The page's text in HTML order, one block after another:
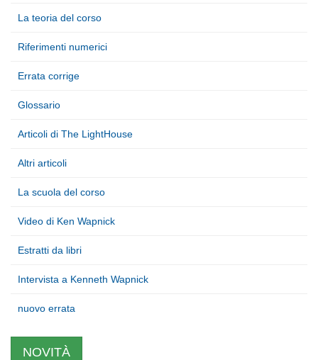
La teoria del corso
Riferimenti numerici
Errata corrige
Glossario
Articoli di The LightHouse
Altri articoli
La scuola del corso
Video di Ken Wapnick
Estratti da libri
Intervista a Kenneth Wapnick
nuovo errata
NOVITÀ